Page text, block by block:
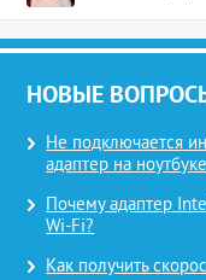
НОВЫЕ
Не подключается
адаптер на
Почему адаптер
Wi-Fi?
Как получить